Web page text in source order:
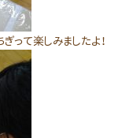
って楽しみましたよ！